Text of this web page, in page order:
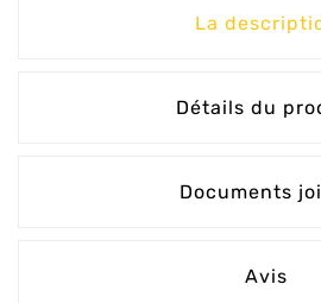
La
Détails du
Documents
Avis